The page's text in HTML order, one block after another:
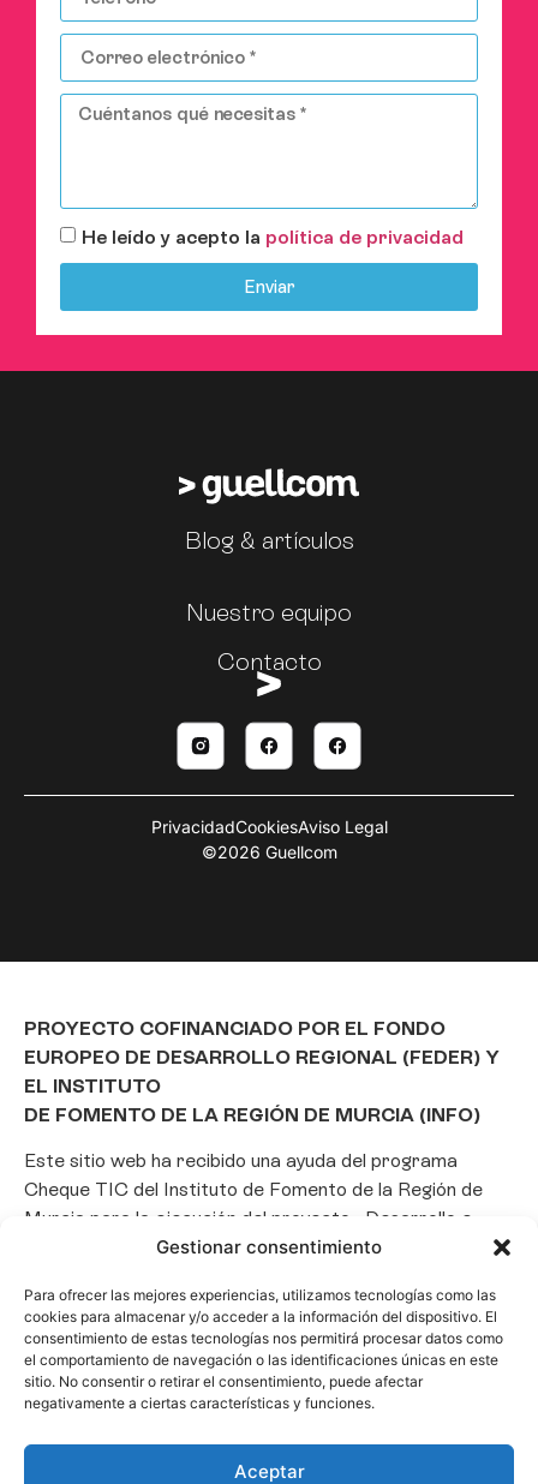
Gestionar consentimiento
Para ofrecer las mejores experiencias, utilizamos tecnologías como las
cookies para almacenar y/o acceder a la información del dispositivo. El
consentimiento de estas tecnologías nos permitirá procesar datos como
el comportamiento de navegación o las identificaciones únicas en este
sitio. No consentir o retirar el consentimiento, puede afectar
negativamente a ciertas características y funciones.
Aceptar
He leído y acepto la política de privacidad
Enviar
Blog & artículos
Nuestro equipo
Contacto
©2026 Guellcom
PrivacidadCookiesAviso Legal
PROYECTO COFINANCIADO POR EL FONDO
EUROPEO DE DESARROLLO REGIONAL (FEDER) Y
EL INSTITUTO
DE FOMENTO DE LA REGIÓN DE MURCIA (INFO)
Este sitio web ha recibido una ayuda del programa
Cheque TIC del Instituto de Fomento de la Región de
Murcia para la ejecución del proyecto «Desarrollo e
implantación de un Chatbot de Inteligencia Artificial
promover la transformación digital, la automatización
de consultas y la optimización de la gestión de clientes
en el ámbito empresarial.